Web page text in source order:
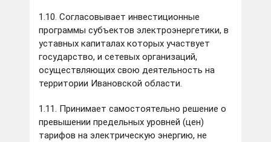
1.10. Согласовывает инвестиционные
программы субъектов электроэнергетики, в
уставных капиталах которых участвует
государство, и сетевых организаций,
осуществляющих свою деятельность на
территории Ивановской области.
1.11. Принимает самостоятельно решение о
превышении предельных уровней (цен)
тарифов на электрическую энергию, не